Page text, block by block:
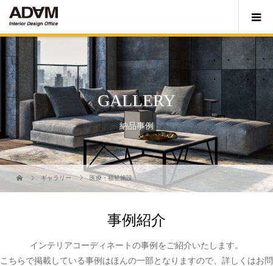
GALLERY
納品事例
ギャラリー 医療・福祉施設
事例紹介
インテリアコーディネートの事例をご紹介いたします。
こちらで掲載している事例はほんの一部となりますので、詳しくはお問